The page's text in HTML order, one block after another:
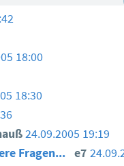
18:00
18:30
24.09.2005 19:19
Fragen... e7